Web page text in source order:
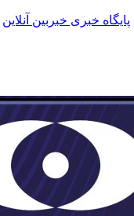
پایگاه خبری خبربین آنلاین